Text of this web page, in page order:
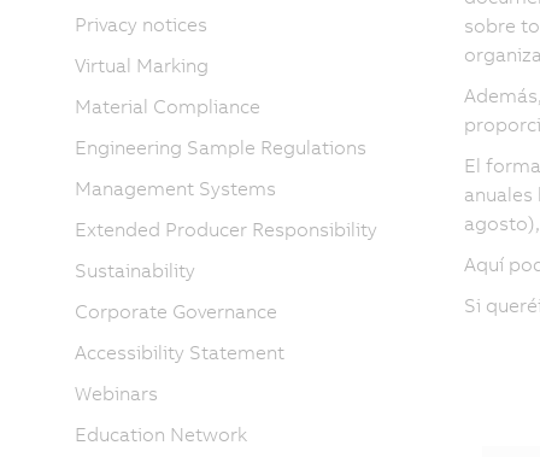
sobre
El
Aquí
Si
Privacy notices
Virtual Marking
Material Compliance
Engineering Sample Regulations
Management Systems
Extended Producer Responsibility
Sustainability
Corporate Governance
Accessibility Statement
Webinars
Education Network